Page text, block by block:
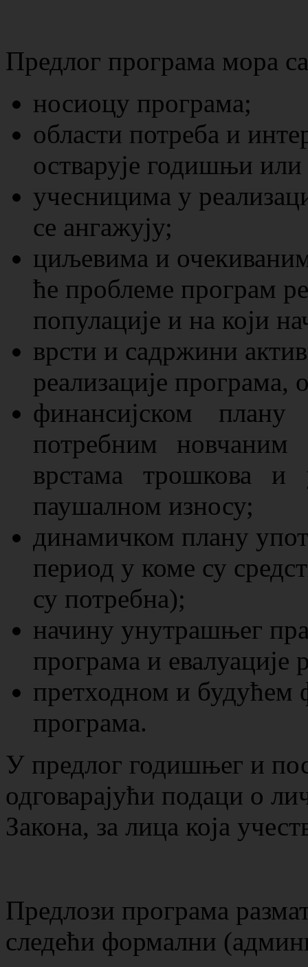
Предлог програма мора
носиоцу програма;
области потреба и
остварује годишњи
учесницима у
се ангажују;
циљевима и
ће проблеме програм
популације и на који
врсти и садржини
реализације
финансијском
потребним новчаним
врстама трошкова
паушалном износу;
динамичком плану
период у коме су
су потребна);
начину унутрашњег
програма и евалуације
претходном и будућем
програма.
У предлог годишњег и
одговарајући подаци о
Закона, за лица која
Предлози програма
следећи формални